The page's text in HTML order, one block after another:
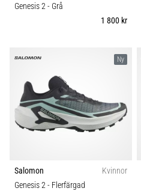
Genesis 2- Grå
1 800 kr
Ny
Salomon
Kvinnor
Genesis 2- Flerfärgad